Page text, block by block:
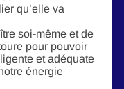
qu’elle va
soi-même et de
pour pouvoir
et adéquate
énergie